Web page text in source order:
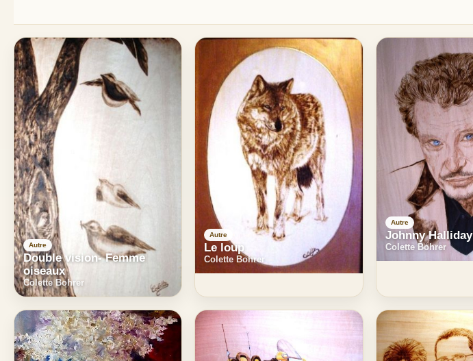
Autre
Double vision- Femme
oiseaux
Colette Bohrer
Autre
Le loup
Colette Bohrer
Autre
Johnny Halliday
Colette Bohrer